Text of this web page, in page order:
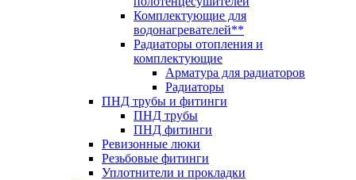
Комплектующие для
водонагревателей**
Радиаторы отопления и
комплектующие
Арматура для радиаторов
Радиаторы
ПНД трубы и фитинги
ПНД трубы
ПНД фитинги
Ревизонные люки
Резьбовые фитинги
Уплотнители и прокладки